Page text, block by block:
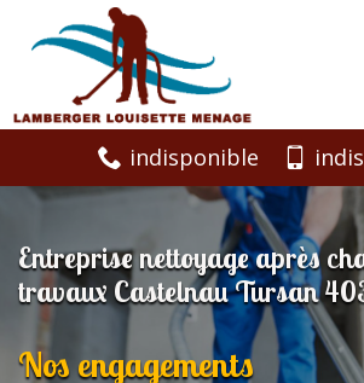
indisponible
Entreprise nettoyage après
travaux Castelnau Tursan
Nos engagements